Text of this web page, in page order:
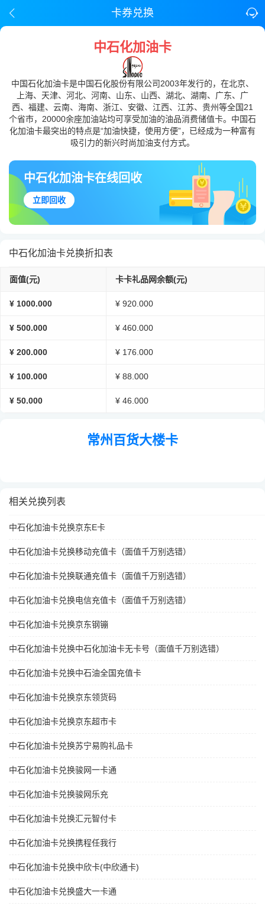
卡券兑换
中石化加油卡
中国石化加油卡是中国石化股份有限公司2003年发行的，在北京、
上海、天津、河北、河南、山东、山西、湖北、湖南、广东、广
西、福建、云南、海南、浙江、安徽、江西、江苏、贵州等全国21
个省市，20000余座加油站均可享受加油的油品消费储值卡。中国石
化加油卡最突出的特点是“加油快捷，使用方便”，已经成为一种富有
吸引力的新兴时尚加油支付方式。
中石化加油卡在线回收
立即回收
中石化加油卡兑换折扣表
面值(元) 卡卡礼品网余额(元)
¥ 1000.000 ¥ 920.000
¥ 500.000 ¥ 460.000
¥ 200.000 ¥ 176.000
¥ 100.000 ¥ 88.000
¥ 50.000 ¥ 46.000
常州百货大楼卡
相关兑换列表
中石化加油卡兑换京东E卡
中石化加油卡兑换移动充值卡（面值千万别选错）
中石化加油卡兑换联通充值卡（面值千万别选错）
中石化加油卡兑换电信充值卡（面值千万别选错）
中石化加油卡兑换京东钢镚
中石化加油卡兑换中石化加油卡无卡号（面值千万别选错）
中石化加油卡兑换中石油全国充值卡
中石化加油卡兑换京东领货码
中石化加油卡兑换京东超市卡
中石化加油卡兑换苏宁易购礼品卡
中石化加油卡兑换骏网一卡通
中石化加油卡兑换骏网乐充
中石化加油卡兑换汇元智付卡
中石化加油卡兑换携程任我行
中石化加油卡兑换中欣卡(中欣通卡)
中石化加油卡兑换盛大一卡通